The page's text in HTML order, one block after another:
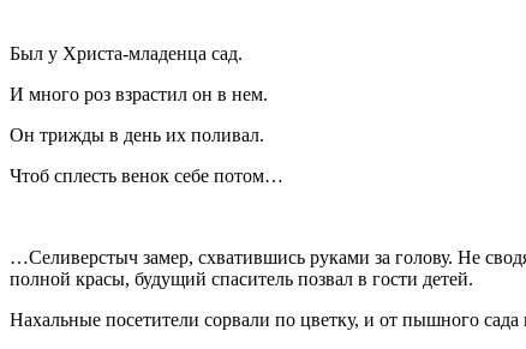
Был у Христа-младенца сад.
И много роз взрастил он в нем.
Он трижды в день их поливал.
Чтоб сплесть венок себе потом…
…Селиверстыч замер, схватившись руками за голову. Не
полной красы, будущий спаситель позвал в гости детей.
Нахальные посетители сорвали по цветку, и от пышного сада